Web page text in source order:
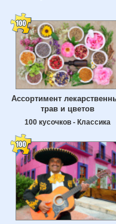
Ассортимент
трав и цветов
100 кусочков - Классика